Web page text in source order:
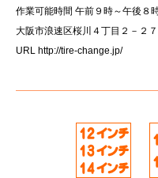
作業可能時間 午前９時～午後８
大阪市浪速区桜川４丁目２－２
URL http://tire-change.jp/